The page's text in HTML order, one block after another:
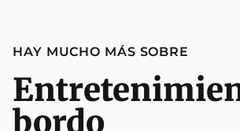
HAY MUCHO MÁS SOBRE
bordo